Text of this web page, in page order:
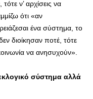
ν’ αρχίσεις να
ότι «αν
ένα σύστημα, το
διοίκησαν ποτέ, τότε
να ανησυχούν».
σύστημα αλλά